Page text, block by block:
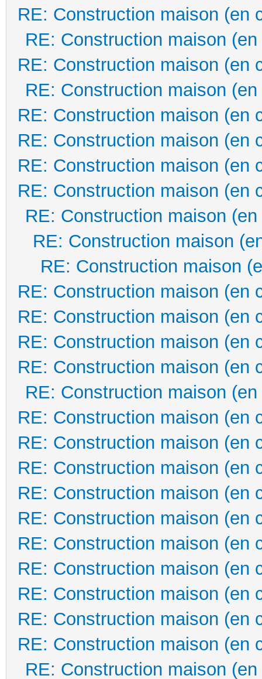
RE: Construction maison (en
RE: Construction maison
RE: Construction maison (en
RE: Construction maison
RE: Construction maison (en
RE: Construction maison (en
RE: Construction maison (en
RE: Construction maison (en
RE: Construction maison
RE: Construction maison
RE: Construction maison
RE: Construction maison (en
RE: Construction maison (en
RE: Construction maison (en
RE: Construction maison (en
RE: Construction maison
RE: Construction maison (en
RE: Construction maison (en
RE: Construction maison (en
RE: Construction maison (en
RE: Construction maison (en
RE: Construction maison (en
RE: Construction maison (en
RE: Construction maison (en
RE: Construction maison (en
RE: Construction maison (en
RE: Construction maison